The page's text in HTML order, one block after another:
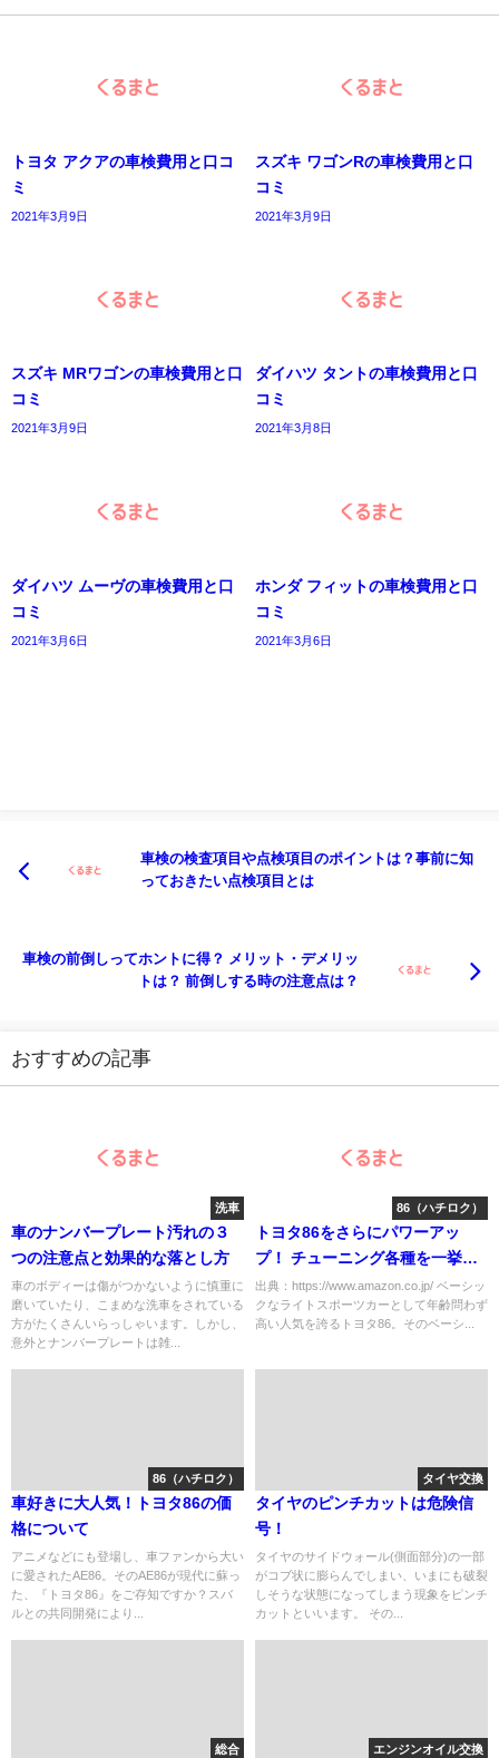
トヨタ アクアの車検費用と口コ
ミ
2021年3月9日
スズキ ワゴンRの車検費用と口
コミ
2021年3月9日
スズキ MRワゴンの車検費用と口
コミ
2021年3月9日
ダイハツ タントの車検費用と口
コミ
2021年3月8日
ダイハツ ムーヴの車検費用と口
コミ
2021年3月6日
ホンダ フィットの車検費用と口
コミ
2021年3月6日
車検の検査項目や点検項目のポイントは？事前に知
っておきたい点検項目とは
車検の前倒しってホントに得？ メリット・デメリッ
トは？ 前倒しする時の注意点は？
おすすめの記事
洗車
車のナンバープレート汚れの３
つの注意点と効果的な落とし方
車のボディーは傷がつかないように慎重に
磨いていたり、こまめな洗車をされている
方がたくさんいらっしゃいます。しかし、
意外とナンバープレートは雑...
86（ハチロク）
トヨタ86をさらにパワーアッ
プ！ チューニング各種を一挙紹
介
出典：https://www.amazon.co.jp/ ベーシッ
クなライトスポーツカーとして年齢問わず
高い人気を誇るトヨタ86。そのベーシ...
86（ハチロク）
車好きに大人気！トヨタ86の価
格について
アニメなどにも登場し、車ファンから大い
に愛されたAE86。そのAE86が現代に蘇っ
た、『トヨタ86』をご存知ですか？スバ
ルとの共同開発により...
タイヤ交換
タイヤのピンチカットは危険信
号！
タイヤのサイドウォール(側面部分)の一部
がコブ状に膨らんでしまい、いまにも破裂
しそうな状態になってしまう現象をピンチ
カットといいます。 その...
総合 エンジンオイル交換